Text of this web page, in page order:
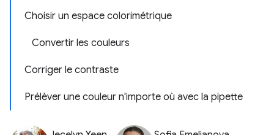
Choisir un espace colorimétrique
Convertir les couleurs
Corriger le contraste
Prélèver une couleur n'importe où avec la pipette